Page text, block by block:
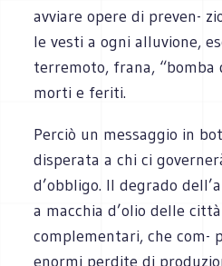
avviare opere di preven-
le vesti a ogni alluvione,
terremoto, frana, “bomba
morti e feriti.
Perciò un messaggio in
disperata a chi ci
d’obbligo. Il degrado
a macchia d’olio delle
complementari, che com-
enormi perdite di